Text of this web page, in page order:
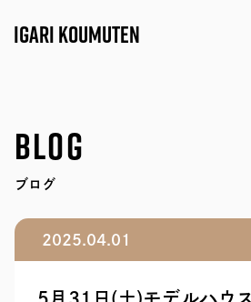
IGARI KOUMUTEN
BLOG
ブログ
2025.04.01
5月31日(土)モデルハウ